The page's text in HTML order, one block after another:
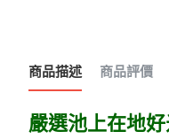
商品描述 商品評價
嚴選池上在地